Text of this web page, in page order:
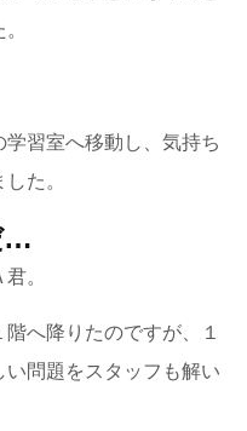
習室へ移動し、気持ち
た。
…
。
へ降りたのですが、１
問題をスタッフも解い